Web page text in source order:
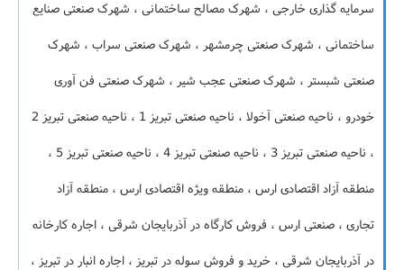
سرمایه گذاری خارجی ، شهرک مصالح ساختمانی ، شهرک صنعتی صنایع
ساختمانی ، شهرک صنعتی چرمشهر ، شهرک صنعتی سراب ، شهرک
صنعتی شبستر ، شهرک صنعتی عجب شیر ، شهرک صنعتی فن آوری
خودرو ، ناحیه صنعتی آخولا ، ناحیه صنعتی تبریز 1 ، ناحیه صنعتی تبریز 2
، ناحیه صنعتی تبریز 3 ، ناحیه صنعتی تبریز 4 ، ناحیه صنعتی تبریز 5 ،
منطقه آزاد اقتصادی ارس ، منطقه ویژه اقتصادی ارس ، منطقه آزاد
تجاری ، صنعتی ارس ، فروش کارگاه در آذربایجان شرقی ، اجاره کارخانه
در آذربایجان شرقی ، خرید و فروش سوله در تبریز ، اجاره انبار در تبریز ،